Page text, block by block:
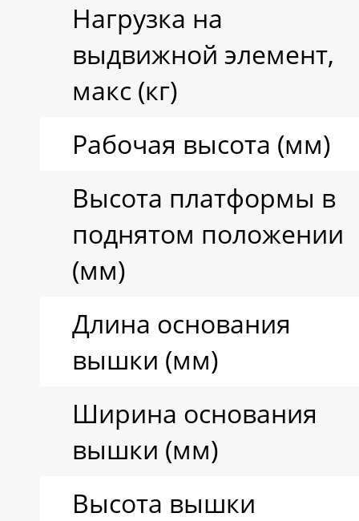
Нагрузка на
выдвижной элемент,
макс (кг)
Рабочая высота (мм)
Высота платформы в
поднятом положении
(мм)
Длина основания
вышки (мм)
Ширина основания
вышки (мм)
Высота вышки